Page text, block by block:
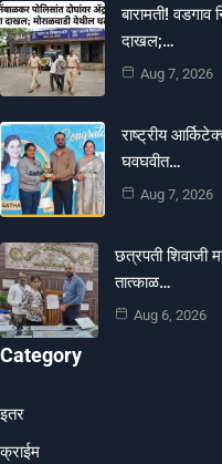
बारामती! वडगाव
दाखल;…
Aug 7, 2026
राष्ट्रीय
घवघवीत…
Aug 7, 2026
छत्रपती शिवाजी
तात्काळ…
Aug 6, 2026
Category
इतर
क्राईम